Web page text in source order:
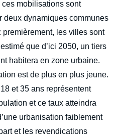
ces mobilisations sont
deux dynamiques communes
les villes sont
que d’ici 2050, un tiers
habitera en zone urbaine.
est de plus en plus jeune.
et 35 ans représentent
et ce taux atteindra
urbanisation faiblement
et les revendications